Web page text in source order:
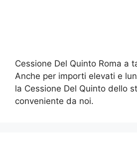
Cessione Del Quinto Roma a
Anche per importi elevati e
la Cessione Del Quinto dello
conveniente da noi.